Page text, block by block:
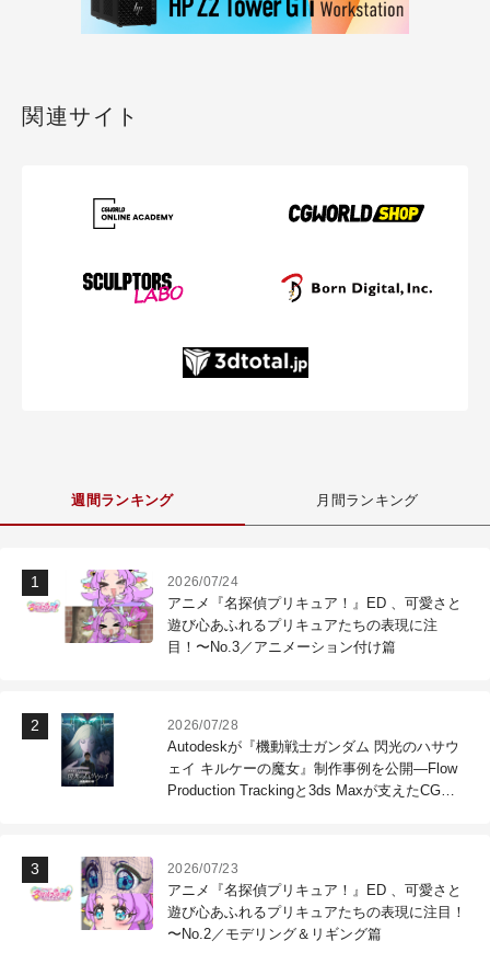
関連サイト
週間ランキング 月間ランキング
2026/07/24
アニメ『名探偵プリキュア！』ED 、可愛さと
遊び心あふれるプリキュアたちの表現に注
目！〜No.3／アニメーション付け篇
2026/07/28
Autodeskが『機動戦士ガンダム 閃光のハサウ
ェイ キルケーの魔女』制作事例を公開―Flow
Production Trackingと3ds Maxが支えたCG制
2026/07/23
アニメ『名探偵プリキュア！』ED 、可愛さと
遊び心あふれるプリキュアたちの表現に注目！
〜No.2／モデリング＆リギング篇